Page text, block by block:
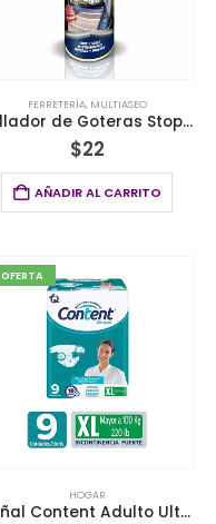
FERRETERÍA, MULTIASEO
Sellador de Goteras Stop Leaks Rehoboth® 500ml
$22
AÑADIR AL CARRITO
OFERTA
HOGAR
Pañal Content Adulto Ultrasec Talla Xl X 9 Unds